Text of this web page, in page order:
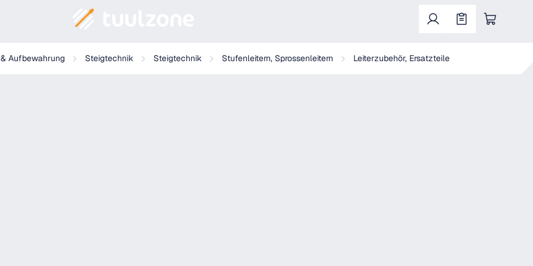
Warenkorb enthält 0 Positionen. Der
Aufbewahrung Steigtechnik Steigtechnik Stufenleitern, Sprossenleitern Leiterzubehör, Ersatzteile